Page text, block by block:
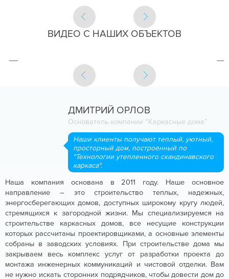
ВИДЕО С НАШИХ ОБЪЕКТОВ
ДМИТРИЙ ОРЛОВ
Основатель компании “Каркасные дома”
Наши клиенты получают теплый, уютный,
просторный дом, построенный по
"Технологии утепленного скандинавского
каркаса".
Наша компания основана в 2011 году. Наше основное
направление – это строительство теплых, надежных,
энергосберегающих домов, доступных широкому кругу людей,
стремящихся к загородной жизни. Мы специализируемся на
строительстве каркасных домов, все несущие конструкции
которых рассчитаны проектировщиками, а основные элементы
собраны в заводских условиях. При строительстве дома мы
закрываем весь комплекс услуг от разработки проекта до
монтажа инженерных коммуникаций и чистовой отделки. Вам
не нужно искать сторонних подрядчиков, чтобы довести дом до